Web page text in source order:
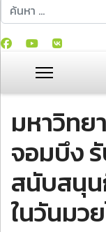
การค้นหา
มหาวิท
จอมบึง
สนับสนุน
ในวันมว